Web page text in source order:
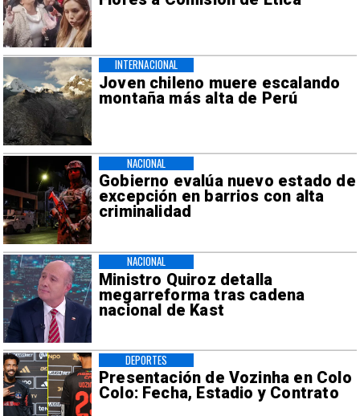
Joven chileno muere escalando
montaña más alta de Perú
INTERNACIONAL
Gobierno evalúa nuevo estado de
excepción en barrios con alta
criminalidad
NACIONAL
Ministro Quiroz detalla
megarreforma tras cadena
nacional de Kast
NACIONAL
Presentación de Vozinha en Colo
Colo: Fecha, Estadio y Contrato
DEPORTES